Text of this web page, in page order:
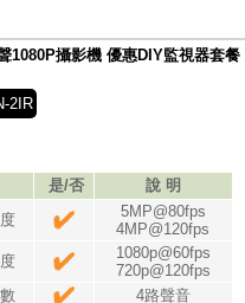
1080P攝影機 優惠DIY監視器套餐
2IR
是/否
說 明
5MP@80fps
4MP@120fps
1080p@60fps
720p@120fps
4路聲音